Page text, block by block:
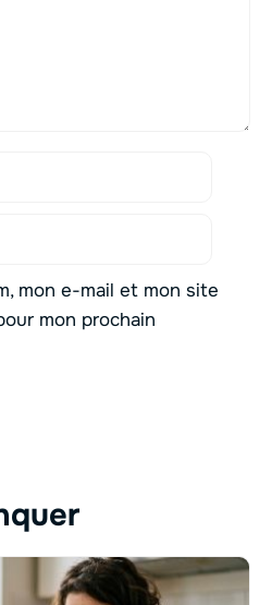
mon e-mail et mon site
mon prochain